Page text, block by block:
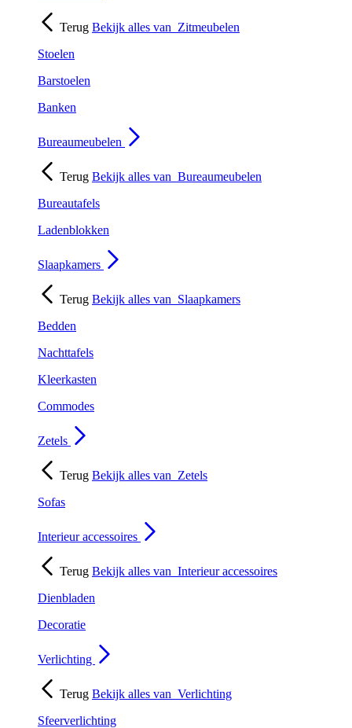
Terug Bekijk alles van Zitmeubelen
Stoelen
Barstoelen
Banken
Bureaumeubelen
Terug Bekijk alles van Bureaumeubelen
Bureautafels
Ladenblokken
Slaapkamers
Terug Bekijk alles van Slaapkamers
Bedden
Nachttafels
Kleerkasten
Commodes
Zetels
Terug Bekijk alles van Zetels
Sofas
Interieur accessoires
Terug Bekijk alles van Interieur accessoires
Dienbladen
Decoratie
Verlichting
Terug Bekijk alles van Verlichting
Sfeerverlichting